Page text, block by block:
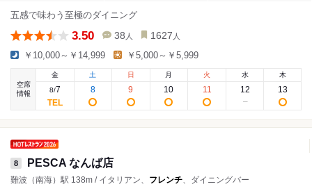
五感で味わう至極のダイニング
3.50 38 人 1627 人
￥10,000～￥14,999 ￥5,000～￥5,999
空席
情報
金
8/7
土
8
日
9
月
10
火
11
水
12
木
13
8 PESCA なんば店
難波（南海）駅 138m / イタリアン、 フレンチ、ダイニングバー